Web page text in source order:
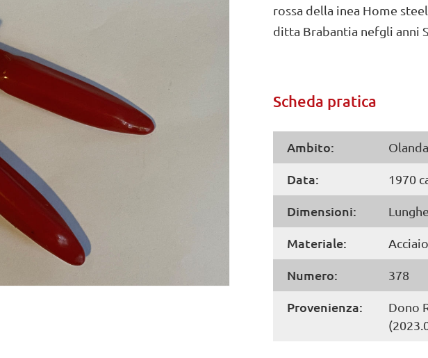
rossa della inea Home
ditta Brabantia nefgli anni
Scheda pratica
Ambito: Olanda
Data: 1970
Dimensioni:
Materiale:
Numero: 378
Provenienza:
Dono